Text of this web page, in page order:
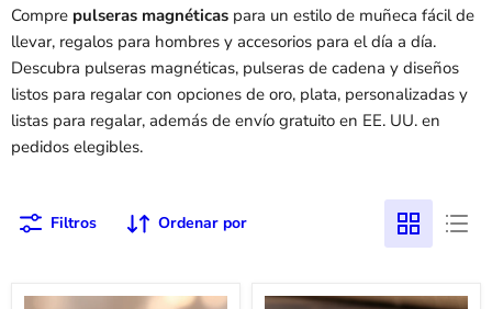
Compre pulseras magnéticas para un estilo de muñeca fácil de
llevar, regalos para hombres y accesorios para el día a día.
Descubra pulseras magnéticas, pulseras de cadena y diseños
listos para regalar con opciones de oro, plata, personalizadas y
listas para regalar, además de envío gratuito en EE. UU. en
pedidos elegibles.
Filtros Ordenar por
Pulsera Pulsera